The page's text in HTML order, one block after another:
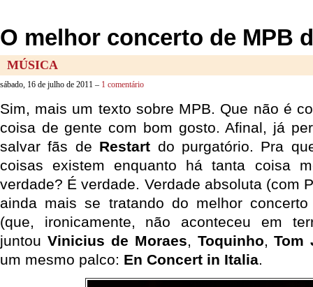
O melhor concerto de MPB
MÚSICA
sábado, 16 de julho de 2011 – 1 comentário
Sim, mais um texto sobre MPB. Que não é
coisa de gente com bom gosto. Afinal, já
salvar fãs de Restart do purgatório. Pra
coisas existem enquanto há tanta coisa
verdade? É verdade. Verdade absoluta (com
ainda mais se tratando do melhor
(que, ironicamente, não aconteceu em
juntou Vinicius de Moraes, Toquinho,Tom
um mesmo palco: En Concert in Italia.